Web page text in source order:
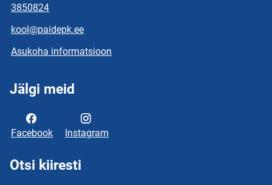
3850824
kool@paidepk.ee
Asukoha informatsioon
Jälgi meid
Facebook Instagram
Otsi kiiresti